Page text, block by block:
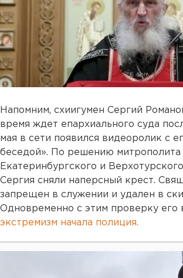
Напомним, схиигумен Сергий
время ждет епархиального суда
мая в сети появился видеоролик с
беседой». По решению митрополита
Екатеринбургского и
Сергия сняли наперсный крест.
запрещен в служении и удален в
Одновременно с этим проверку его
экстремизм начала полиция.